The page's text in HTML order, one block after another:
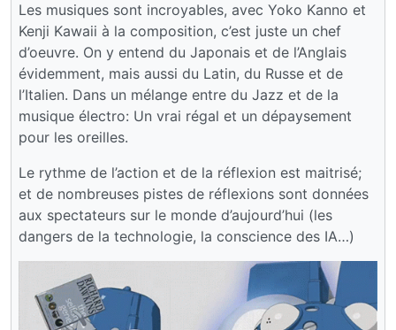
Les musiques sont incroyables, avec Yoko Kanno et
Kenji Kawaii à la composition, c’est juste un chef
d’oeuvre. On y entend du Japonais et de l’Anglais
évidemment, mais aussi du Latin, du Russe et de
l’Italien. Dans un mélange entre du Jazz et de la
musique électro: Un vrai régal et un dépaysement
pour les oreilles.
Le rythme de l’action et de la réflexion est maitrisé;
et de nombreuses pistes de réflexions sont données
aux spectateurs sur le monde d’aujourd’hui (les
dangers de la technologie, la conscience des IA…)